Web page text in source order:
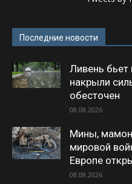
Последние новости
Ливень
накрыли
обесточен
08.08.2026
Мины,
мировой
Европе
08.08.2026